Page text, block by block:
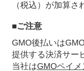
（税込）が加算さ
■ご注意
GMO後払いは
提供する決済サー
当社はGMOペイ